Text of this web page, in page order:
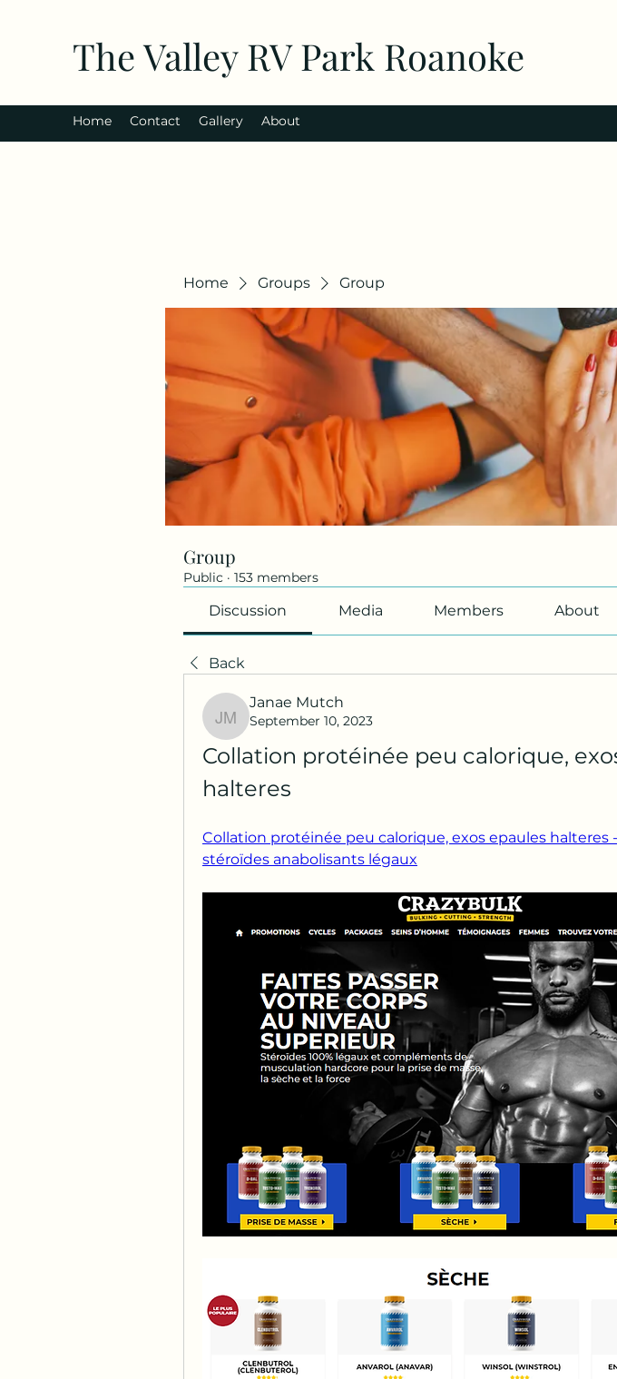
The Valley RV Park Roanoke
Home Contact Gallery About
Home Groups Group
Group
Public · 153 members
Discussion Media Members About
Back
Janae Mutch
Janae Mutch
September 10, 2023
Collation protéinée peu calorique,
halteres
Collation protéinée peu calorique, exos epaules halteres
stéroïdes anabolisants légaux